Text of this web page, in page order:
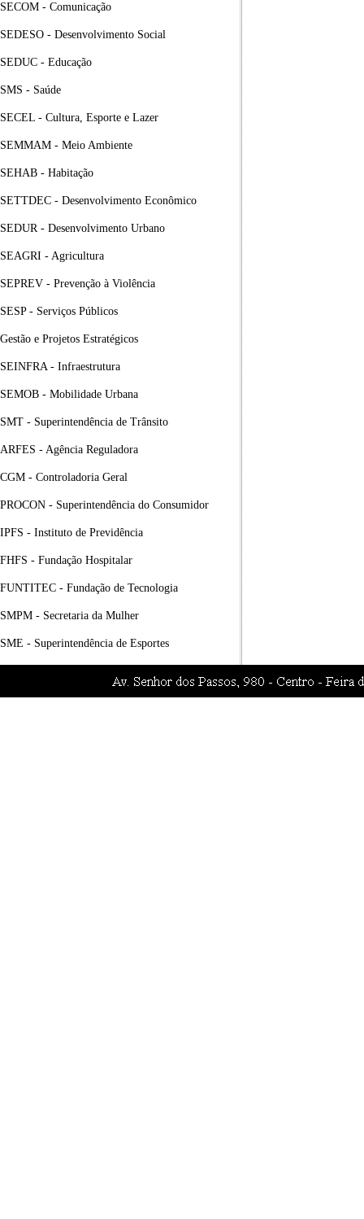
SECOM - Comunicação
SEDESO - Desenvolvimento Social
SEDUC - Educação
SMS - Saúde
SECEL - Cultura, Esporte e Lazer
SEMMAM - Meio Ambiente
SEHAB - Habitação
SETTDEC - Desenvolvimento Econômico
SEDUR - Desenvolvimento Urbano
SEAGRI - Agricultura
SEPREV - Prevenção à Violência
SESP - Serviços Públicos
Gestão e Projetos Estratégicos
SEINFRA - Infraestrutura
SEMOB - Mobilidade Urbana
SMT - Superintendência de Trânsito
ARFES - Agência Reguladora
CGM - Controladoria Geral
PROCON - Superintendência do Consumidor
IPFS - Instituto de Previdência
FHFS - Fundação Hospitalar
FUNTITEC - Fundação de Tecnologia
SMPM - Secretaria da Mulher
SME - Superintendência de Esportes